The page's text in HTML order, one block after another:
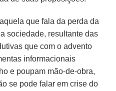
que fala da perda da
sociedade, resultante das
que com o advento
informacionais
e poupam mão-de-obra,
se pode falar em crise do